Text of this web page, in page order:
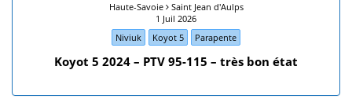
Haute-Savoie Saint Jean d'Aulps
1 Juil 2026
Niviuk
Koyot 5 Parapente
Koyot 5 2024 – PTV 95-115 – très bon état